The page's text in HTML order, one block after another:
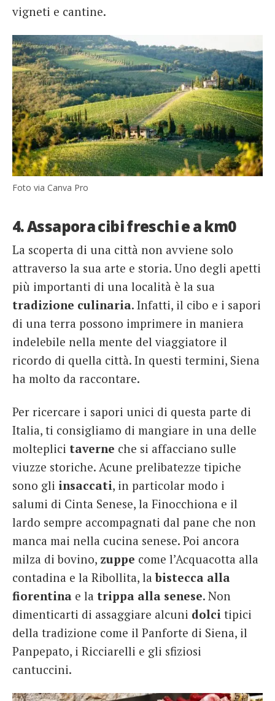
vigneti e cantine.
Foto via Canva Pro
4. Assapora cibi freschi e a km0
La scoperta di una città non avviene solo
attraverso la sua arte e storia. Uno degli apetti
più importanti di una località è la sua
tradizione culinaria. Infatti, il cibo e i sapori
di una terra possono imprimere in maniera
indelebile nella mente del viaggiatore il
ricordo di quella città. In questi termini, Siena
ha molto da raccontare.
Per ricercare i sapori unici di questa parte di
Italia, ti consigliamo di mangiare in una delle
molteplici taverne che si affacciano sulle
viuzze storiche. Acune prelibatezze tipiche
sono gli insaccati, in particolar modo i
salumi di Cinta Senese, la Finocchiona e il
lardo sempre accompagnati dal pane che non
manca mai nella cucina senese. Poi ancora
milza di bovino, zuppe come l’Acquacotta alla
contadina e la Ribollita, labistecca alla
fiorentina e la trippa alla senese. Non
dimenticarti di assaggiare alcuni dolci tipici
della tradizione come il Panforte di Siena, il
Panpepato, i Ricciarelli e gli sfiziosi
cantuccini.